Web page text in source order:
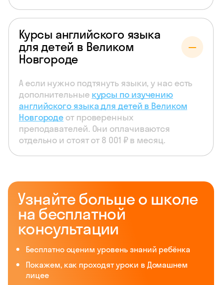
Курсы английского языка
для детей в Великом
Новгороде
А если нужно подтянуть языки, у нас есть
дополнительные курсы по изучению
английского языка для детей в Великом
Новгороде от проверенных
преподавателей. Они оплачиваются
отдельно и стоят от 8 001 ₽ в месяц.
Узнайте больше о школе
на бесплатной
консультации
Бесплатно оценим уровень знаний ребёнка
Покажем, как проходят уроки в Домашнем
лицее